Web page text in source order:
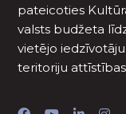
pateicoties
valsts budžeta
vietējo
teritoriju attīstības